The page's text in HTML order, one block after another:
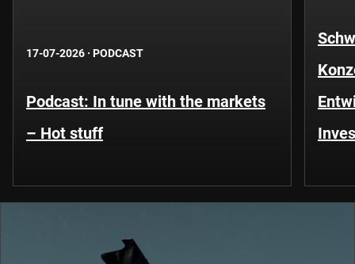
17-07-2026 · PODCAST
Podcast: In tune with the markets
– Hot stuff